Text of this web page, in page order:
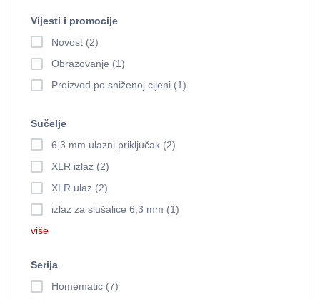
Vijesti i promocije
Novost (2)
Obrazovanje (1)
Proizvod po sniženoj cijeni (1)
Sučelje
6,3 mm ulazni priključak (2)
XLR izlaz (2)
XLR ulaz (2)
izlaz za slušalice 6,3 mm (1)
više
Serija
Homematic (7)